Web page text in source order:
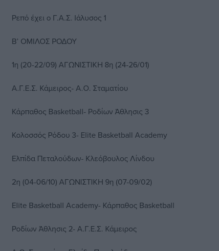
Ρεπό έχει ο Γ.Α.Σ. Ιάλυσος 1
Β’ ΟΜΙΛΟΣ ΡΟΔΟΥ
1η (20-22/09) ΑΓΩΝΙΣΤΙΚΗ 8η (24-26/01)
Α.Γ.Ε.Σ. Κάμειρος- Α.Ο. Σταματίου
Κάρπαθος Basketball- Ροδίων Άθλησις 3
Κολοσσός Ρόδου 3- Elite Basketball Academy
Ελπίδα Πεταλούδων- Κλεόβουλος Λίνδου
2η (04-06/10) ΑΓΩΝΙΣΤΙΚΗ 9η (07-09/02)
Elite Basketball Academy- Κάρπαθος Basketball
Ροδίων Άθλησις 2- Α.Γ.Ε.Σ. Κάμειρος